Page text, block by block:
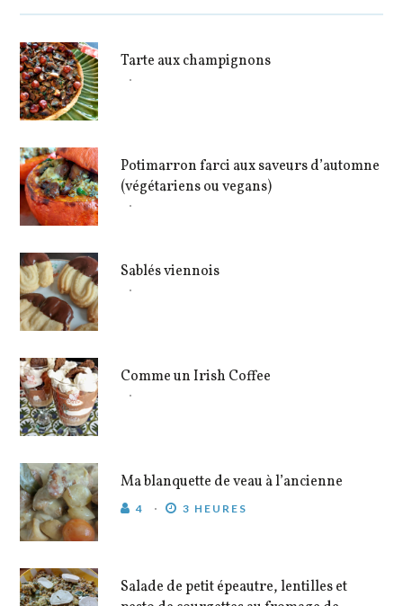
Tarte aux champignons
Potimarron farci aux saveurs d’automne
(végétariens ou vegans)
Sablés viennois
Comme un Irish Coffee
Ma blanquette de veau à l’ancienne
4 3 HEURES
Salade de petit épeautre, lentilles et